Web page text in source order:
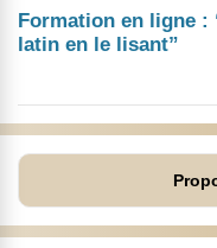
Formation en ligne :
latin en le lisant”